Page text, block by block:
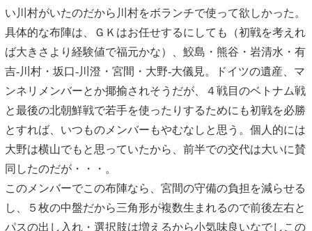
い川村がいたのだから川村をボランチで使って欲しかった。
具体的な布陣は、ＧＫはお任せするにしても（初戦を考えれ
ば大きさより経験値で福元かな）、鮫島・熊谷・岩清水・有
吉-川村・坂口-川澄・宮間・大野-大儀見。ドイツの遺産、マ
ンネリメンバーとか揶揄されそうだが、４戦目のベトナム戦
と最後の北朝鮮戦で若手を使ったりするためにも初戦を必勝
とすれば、いつものメンバーもやむなしと思う。個人的には
大野は横山でもと思っていたから、前半での交代は大いに賛
同したのだが・・・。
このメンバーでこの布陣なら、宮間の守備の負担を減らせる
し、５枚の中盤だから三角形が複数生まれるので前後左右と
パスの出し入れ・選択肢は増えるから小気味良いなでしこの